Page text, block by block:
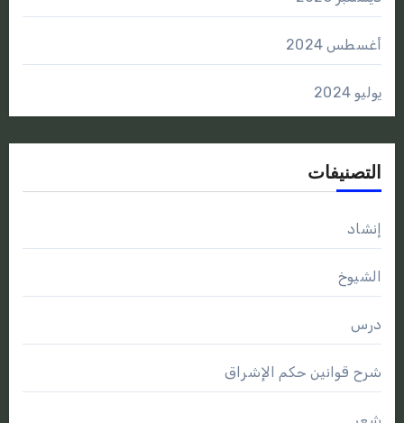
أغسطس 2024
يوليو 2024
التصنيفات
إنشاد
الشيوخ
درس
شرح قوانين حكم الإشراق